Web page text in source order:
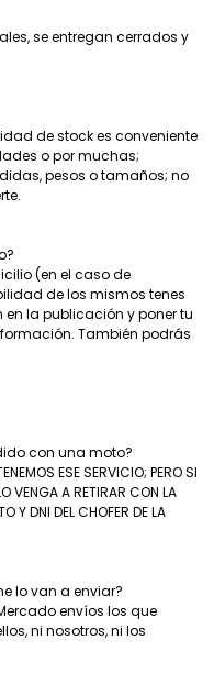
se entregan cerrados y
de stock es conveniente
o por muchas;
pesos o tamaños; no
(en el caso de
de los mismos tenes
la publicación y poner tu
También podrás
con una moto?
ESE SERVICIO; PERO SI
VENGA A RETIRAR CON LA
Y DNI DEL CHOFER DE LA
lo van a enviar?
envíos los que
ni nosotros, ni los